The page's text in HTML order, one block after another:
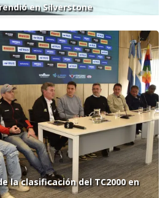
en Silverstone
la clasificación del TC2000 en